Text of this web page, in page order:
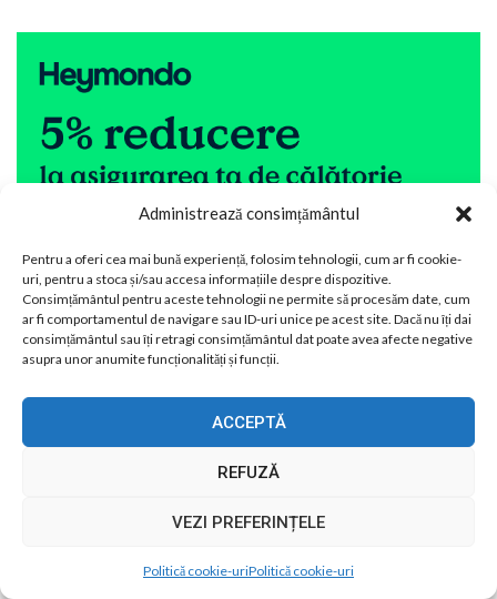
Administrează consimțământul
Pentru a oferi cea mai bună experiență, folosim tehnologii, cum ar fi cookie-
uri, pentru a stoca și/sau accesa informațiile despre dispozitive.
Consimțământul pentru aceste tehnologii ne permite să procesăm date, cum
ar fi comportamentul de navigare sau ID-uri unice pe acest site. Dacă nu îți dai
consimțământul sau îți retragi consimțământul dat poate avea afecte negative
asupra unor anumite funcționalități și funcții.
ACCEPTĂ
REFUZĂ
VEZI PREFERINȚELE
Politică cookie-uriPolitică cookie-uri
Facebook